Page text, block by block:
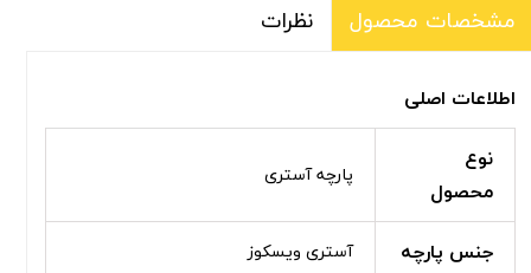
مشخصات محصول نظرات
اطلاعات اصلی
نوع
محصول
پارچه آستری
جنس پارچه آستری ویسکوز